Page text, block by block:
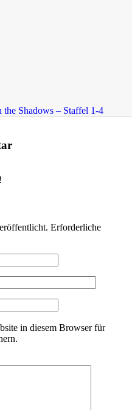
the Shadows – Staffel 1-4
Erforderliche
in diesem Browser für